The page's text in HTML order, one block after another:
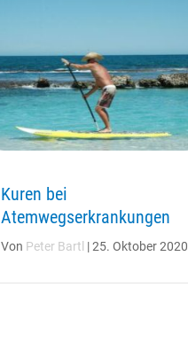
Kuren bei
Atemwegserkrankungen
Von Peter Bartl |25. Oktober 2020